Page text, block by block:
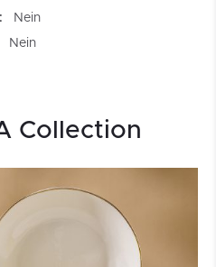
Nein
Nein
Collection